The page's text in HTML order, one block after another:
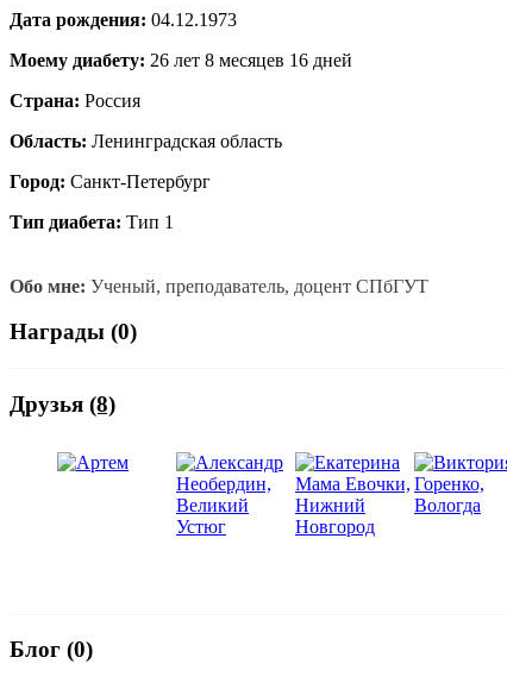
Дата рождения: 04.12.1973
Моему диабету: 26 лет 8 месяцев 16 дней
Страна: Россия
Область: Ленинградская область
Город: Санкт-Петербург
Тип диабета: Тип 1
Обо мне: Ученый, преподаватель, доцент СПбГУТ
Награды (0)
Друзья (8)
Блог (0)